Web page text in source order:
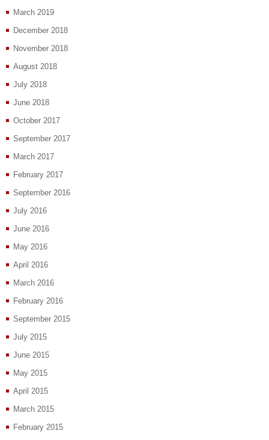
March 2019
December 2018
November 2018
August 2018
July 2018
June 2018
October 2017
September 2017
March 2017
February 2017
September 2016
July 2016
June 2016
May 2016
April 2016
March 2016
February 2016
September 2015
July 2015
June 2015
May 2015
April 2015
March 2015
February 2015